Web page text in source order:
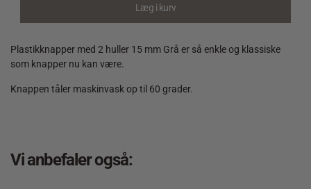
mm
Grå
Læg i kurv
Plastikknapper med 2 huller 15 mm Grå er så enkle og klassiske
som knapper nu kan være.
Knappen tåler maskinvask op til 60 grader.
Vi anbefaler også: